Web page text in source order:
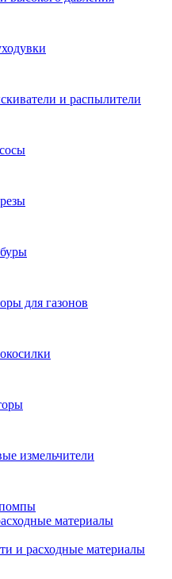
и распылители
для газонов
измельчители
материалы
и расходные материалы